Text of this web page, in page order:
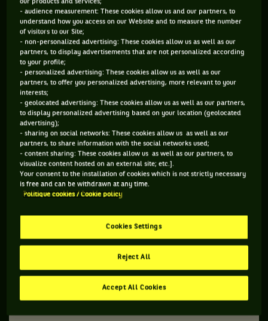
Mais le courtisan, habillé d'un palmarès « goatesque » ,
personnalité de mieux en mieux comprise, a fini par briser les
briques pour conquérir de plus en plus d’âmes. Le point de
bascule le plus marquant ayant été
la finale de l’US Open
2021.
US OPEN 2021 : DJOKOVIC TOUCHÉ EN PLEIN CŒUR
À 6-4, 6-4, 5-4 contre lui alors que Daniil Medvedev
s’apprêtait à servir pour le titre, Djokovic, qui jouait pour le
Grand Chelem calendaire, a soudainement fondu en larme.
Parce que la foule, désireuse de le voir continuer à écrire
l’histoire en lettres d’or, s’était mise à lui déclarer sa flamme
comme jamais auparavant en dehors de la Serbie.
Les gens m’ont agréablement surpri
confié en conf’.Tout cet amour reçu… Je m’en souviendrai
toujours. C’est pour ça que j’ai pleuré au changement de côté
(à 6-4, 5-4, 5-4). C’était tellement fort. Ils m’ont touché en
our products and services;
- audience measurement: These cookies allow us and our partners, to
understand how you access on our Website and to measure the number
of visitors to our Site;
- non-personalized advertising: These cookies allow us as well as our
partners, to display advertisements that are not personalized according
to your profile;
- personalized advertising: These cookies allow us as well as our
partners, to offer you personalized advertising, more relevant to your
interests;
- geolocated advertising: These cookies allow us as well as our partners,
to display personalized advertising based on your location (geolocated
advertising);
- sharing on social networks: These cookies allow us as well as our
partners, to share information with the social networks used;
- content sharing: These cookies allow us as well as our partners, to
visualize content hosted on an external site; etc.].
Your consent to the installation of cookies which is not strictly necessary
is free and can be withdrawn at any time.
Politique cookies / Cookie policy
Cookies Settings
Reject All
Accept All Cookies